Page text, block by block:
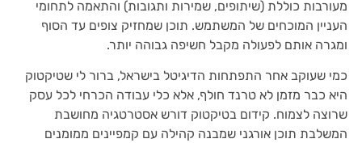
מעורבות כוללת (שיתופים, שמירות ותגובות) והתאמה לתחומי
העניין המוכחים של המשתמש. תוכן שמחזיק צופים עד הסוף
ומגרה אותם לפעולה מקבל חשיפה גבוהה יותר.
כמי שעוקב אחר התפתחות הדיגיטל בישראל, ברור לי שטיקטוק
היא כבר מזמן לא טרנד חולף, אלא כלי עבודה הכרחי לכל עסק
שרוצה לצמוח. קידום בטיקטוק דורש אסטרטגיה מחושבת
המשלבת תוכן אורגני שמבנה קהילה עם קמפיינים ממומנים